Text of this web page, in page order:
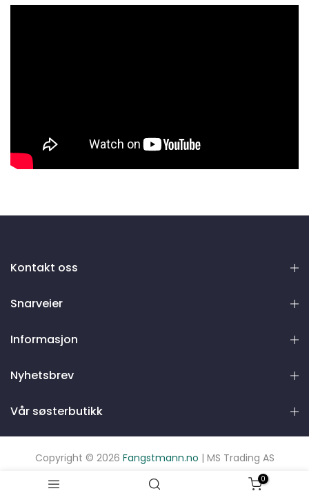
Kontakt oss
Snarveier
Informasjon
Nyhetsbrev
Vår søsterbutikk
Copyright © 2026 Fangstmann.no | MS Trading AS
0